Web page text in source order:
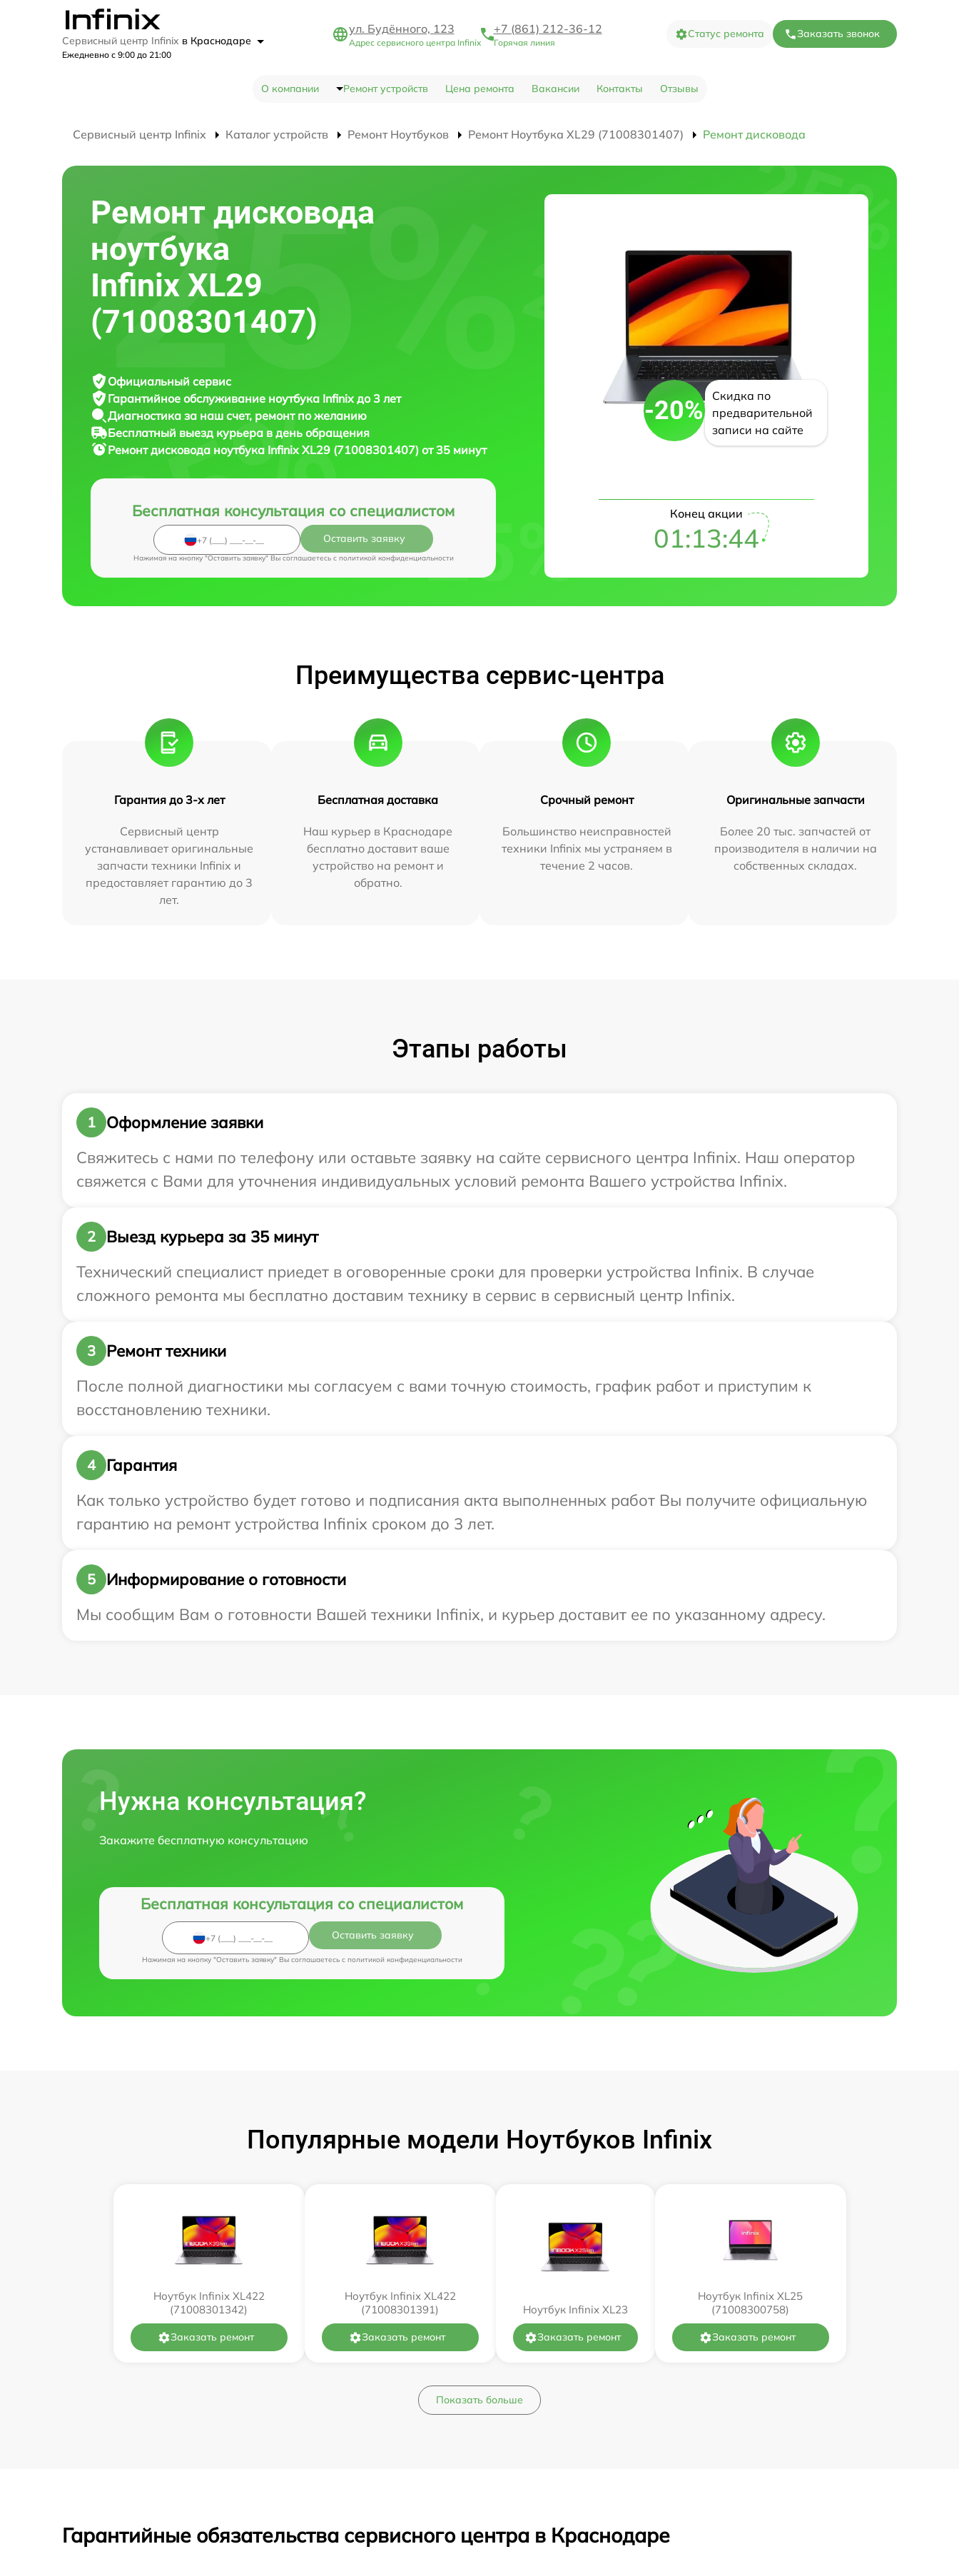
Сервисный центр Infinix в Краснодаре
Ежедневно с 9:00 до 21:00
ул. Будённого, 123
Адрес сервисного центра Infinix
+7 (861) 212-36-12
Горячая линия
Статус ремонта Заказать звонок
О компании Ремонт устройств Цена ремонта Вакансии Контакты Отзывы
Сервисный центр Infinix Каталог устройств Ремонт Ноутбуков Ремонт Ноутбука XL29 (71008301407) Ремонт дисковода
Ремонт дисковода
ноутбука
Infinix XL29
(71008301407)
Официальный сервис
Гарантийное обслуживание ноутбука Infinix до 3 лет
Диагностика за наш счет, ремонт по желанию
Бесплатный выезд курьера в день обращения
Ремонт дисковода ноутбука Infinix XL29 (71008301407) от 35 минут
Бесплатная консультация со специалистом
Оставить заявку
Нажимая на кнопку "Оставить заявку" Вы соглашаетесь c политикой конфиденциальности
-20%
Скидка по
предварительной
записи на сайте
Конец акции
01:13:43
Преимущества сервис-центра
Гарантия до 3-х лет
Сервисный центр
устанавливает оригинальные
запчасти техники Infinix и
предоставляет гарантию до 3
лет.
Бесплатная доставка
Наш курьер в Краснодаре
бесплатно доставит ваше
устройство на ремонт и
обратно.
Срочный ремонт
Большинство неисправностей
техники Infinix мы устраняем в
течение 2 часов.
Оригинальные запчасти
Более 20 тыс. запчастей от
производителя в наличии на
собственных складах.
Этапы работы
1
Оформление заявки
Свяжитесь с нами по телефону или оставьте заявку на сайте сервисного центра Infinix. Наш оператор
свяжется с Вами для уточнения индивидуальных условий ремонта Вашего устройства Infinix.
2
Выезд курьера за 35 минут
Технический специалист приедет в оговоренные сроки для проверки устройства Infinix. В случае
сложного ремонта мы бесплатно доставим технику в сервис в сервисный центр Infinix.
3
Ремонт техники
После полной диагностики мы согласуем с вами точную стоимость, график работ и приступим к
восстановлению техники.
4
Гарантия
Как только устройство будет готово и подписания акта выполненных работ Вы получите официальную
гарантию на ремонт устройства Infinix сроком до 3 лет.
5
Информирование о готовности
Мы сообщим Вам о готовности Вашей техники Infinix, и курьер доставит ее по указанному адресу.
Нужна консультация?
Закажите бесплатную консультацию
Бесплатная консультация со специалистом
Оставить заявку
Нажимая на кнопку "Оставить заявку" Вы соглашаетесь c политикой конфиденциальности
Популярные модели Ноутбуков Infinix
Ноутбук Infinix XL422
(71008301342)
Заказать ремонт
Ноутбук Infinix XL422
(71008301391)
Заказать ремонт
Ноутбук Infinix XL23
Заказать ремонт
Ноутбук Infinix XL25
(71008300758)
Заказать ремонт
Показать больше
Гарантийные обязательства сервисного центра в Краснодаре